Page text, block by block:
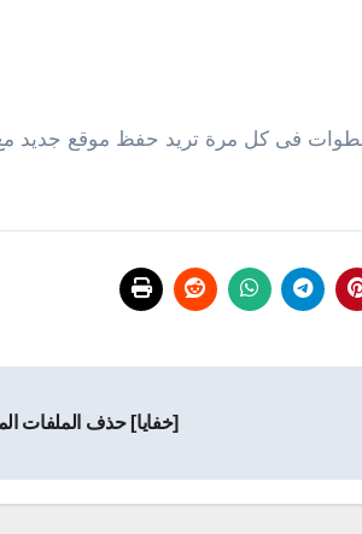
فى كل مرة تريد حفظ موقع جديد مع
[خفايا] حذف الملفات